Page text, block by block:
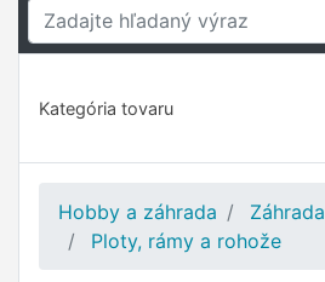
Kategória tovaru
Hobby a záhrada
Záhrada
Ploty, rámy a rohože